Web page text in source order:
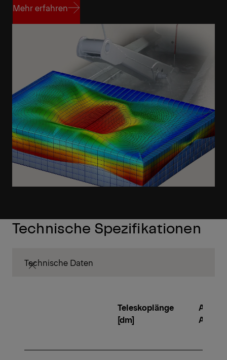
Mehr erfahren
Technische Spezifikationen
Technische Daten
Teleskoplänge
[dm]
Anzahl